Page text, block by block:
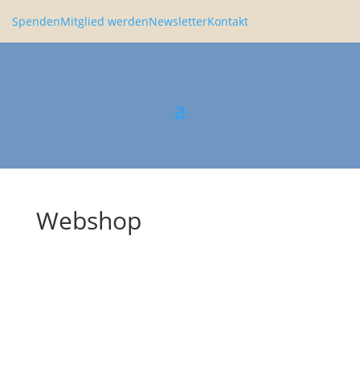
SpendenMitglied werdenNewsletterKontakt
Webshop